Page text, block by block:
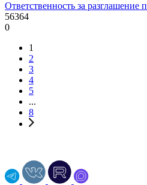
Ответственность за разглашение
56364
0
1
2
3
4
5
...
8